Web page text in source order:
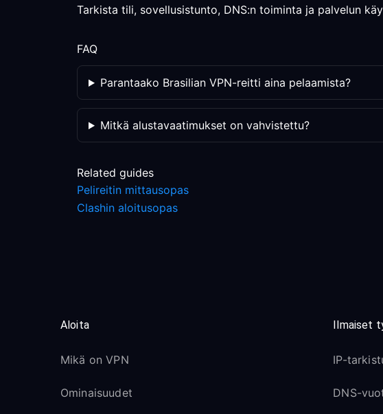
Tarkista tili, sovellusistunto, DNS:n toiminta ja palvelun
FAQ
Parantaako Brasilian VPN-reitti aina pelaamista?
Mitkä alustavaatimukset on vahvistettu?
Related guides
Pelireitin mittausopas
Clashin aloitusopas
Aloita
Mikä on VPN
Ominaisuudet
Ilmaiset
IP-
DNS-